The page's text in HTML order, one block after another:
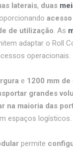
laterais, duas
de utilização. As
adaptar o Roll
operacionais.
e 1200 mm
grandes
na maioria das
espaços logísticos.
permite